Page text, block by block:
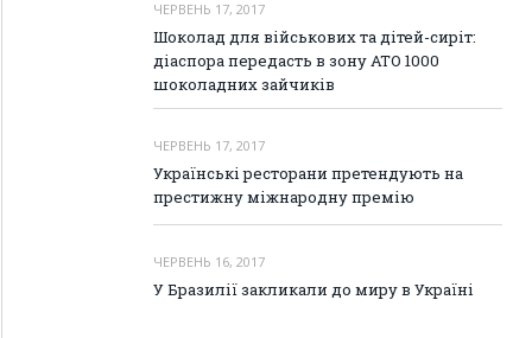
ЧЕРВЕНЬ 17, 2017
Шоколад для військових та дітей-сиріт:
діаспора передасть в зону АТО 1000
шоколадних зайчиків
ЧЕРВЕНЬ 17, 2017
Українські ресторани претендують на
престижну міжнародну премію
ЧЕРВЕНЬ 16, 2017
У Бразилії закликали до миру в Україні